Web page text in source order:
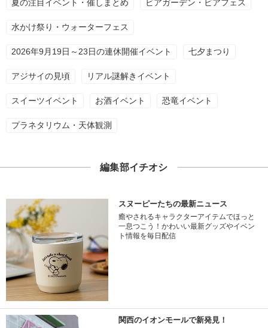
夏の注目イベント・催しまとめ ビアガーデン・ビアフェス
水かけ祭り・ウォーターフェス
2026年9月19日～23日の連休開催イベント 七夕まつり
アジサイの見頃 リアル謎解きイベント
スイーツイベント お酒イベント 恐竜イベント
プラネタリウム・天体観測
編集部イチオシ
スヌーピーたちの最新ニュース
癒やされるキャラクターアイテムでほっと
一息つこう！かわいい最新グッズやイベン
ト情報を毎日配信
関西のイオンモールで新発見！